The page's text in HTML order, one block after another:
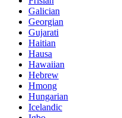
Galician
Georgian
Gujarati
Haitian
Hausa
Hawaiian
Hebrew
Hmong
Hungarian
Icelandic